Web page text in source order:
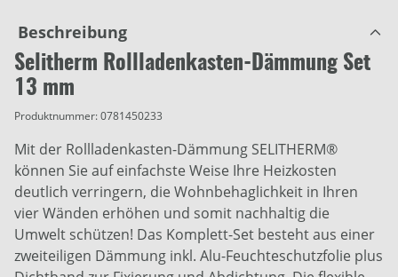
Beschreibung
Selitherm Rollladenkasten-Dämmung Set
13 mm
Produktnummer:0781450233
Mit der Rollladenkasten-Dämmung SELITHERM®
können Sie auf einfachste Weise Ihre Heizkosten
deutlich verringern, die Wohnbehaglichkeit in Ihren
vier Wänden erhöhen und somit nachhaltig die
Umwelt schützen! Das Komplett-Set besteht aus einer
zweiteiligen Dämmung inkl. Alu-Feuchteschutzfolie plus